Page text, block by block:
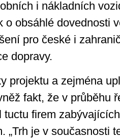
i nákladních
o obsáhlé dovednosti
pro české i
dopravy.
projektu a zejména
fakt, že v průběhu
tuctu firem
„Trh je v současnosti